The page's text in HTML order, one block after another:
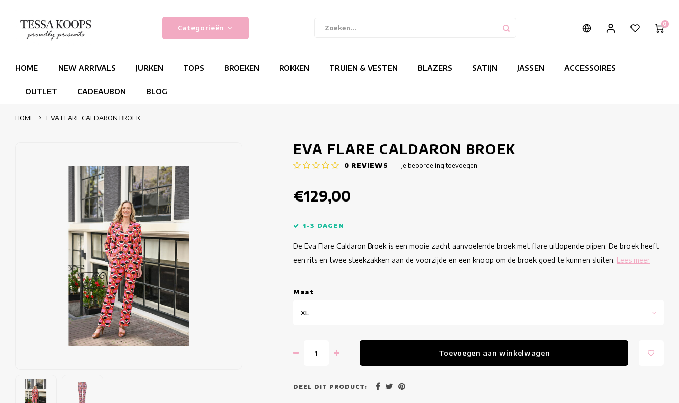
Categorieën 0
HOME NEW ARRIVALS JURKEN TOPS BROEKEN ROKKEN TRUIEN & VESTEN BLAZERS SATIJN JASSEN ACCESSOIRES
OUTLET CADEAUBON BLOG
HOME EVA FLARE CALDARON BROEK
EVA FLARE CALDARON BROEK
0 REVIEWS Je beoordeling toevoegen
€129,00
1-3 DAGEN
De Eva Flare Caldaron Broek is een mooie zacht aanvoelende broek met flare uitlopende pijpen. De broek heeft
een rits en twee steekzakken aan de voorzijde en een knoop om de broek goed te kunnen sluiten. Lees meer
Maat
XL
Toevoegen aan winkelwagen
DEEL DIT PRODUCT: